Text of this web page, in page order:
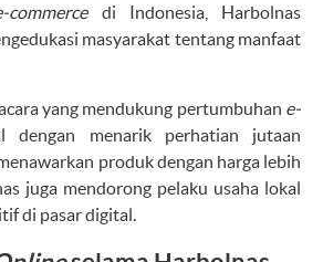
commercedi Indonesia, Harbolnas
masyarakat tentang manfaat
yang mendukung pertumbuhan e-
dengan menarik perhatian jutaan
produk dengan harga lebih
juga mendorong pelaku usaha lokal
di pasar digital.